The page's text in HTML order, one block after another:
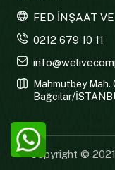
FED İNŞAAT
0212 679 10 11
Mahmutbey Mah.
Bağcılar/
Copyright ©